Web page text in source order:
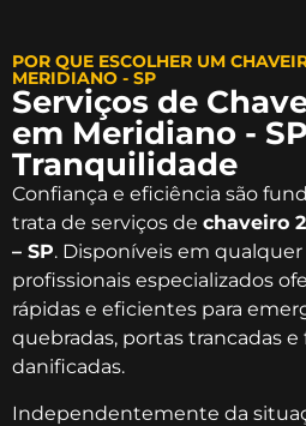
POR QUE ESCOLHER UM
MERIDIANO - SP
Serviços de
em Meridiano -
Tranquilidade
Confiança e eficiência são
trata de serviços de chaveiro
– SP. Disponíveis em qualquer
profissionais especializados
rápidas e eficientes para
quebradas, portas trancadas e
danificadas.
Independentemente da